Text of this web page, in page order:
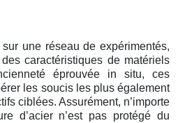
une réseau de expérimentés,
caractéristiques de matériels
éprouvée in situ, ces
les soucis les plus également
ciblées. Assurément, n’importe
d’acier n’est pas protégé du